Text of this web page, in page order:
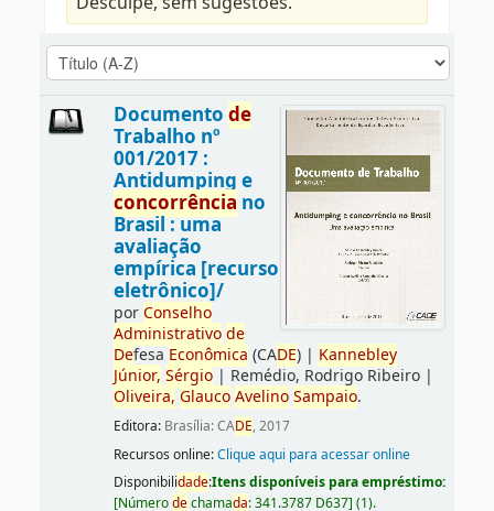
Documento de
Trabalho nº
001/2017 :
Antidumping e
concorrência no
Brasil : uma
avaliação
empírica [recurso
eletrônico]/
porConselho
Administrativo de
Defesa Econômica (CADE)| Kannebley
Júnior, Sérgio| Remédio, Rodrigo Ribeiro|
Oliveira, Glauco Avelino Sampaio.
Editora: Brasília: CADE, 2017
Recursos online:Clique aqui para acessar online
Disponibilidade:Itens disponíveis para empréstimo:
[Númerodechamada:341.3787 D637] (1).